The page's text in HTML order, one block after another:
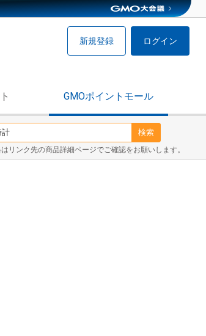
新規登録 ログイン
GMOポイントモール
検索
リンク先の商品詳細ページでご確認をお願いします。